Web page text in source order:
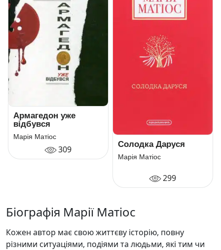
Армагедон уже
відбувся
Марія Матіос
309 Солодка Даруся
Марія Матіос
299
Біографія Марії Матіос
Кожен автор має свою життєву історію, повну
різними ситуаціями, подіями та людьми, які тим чи